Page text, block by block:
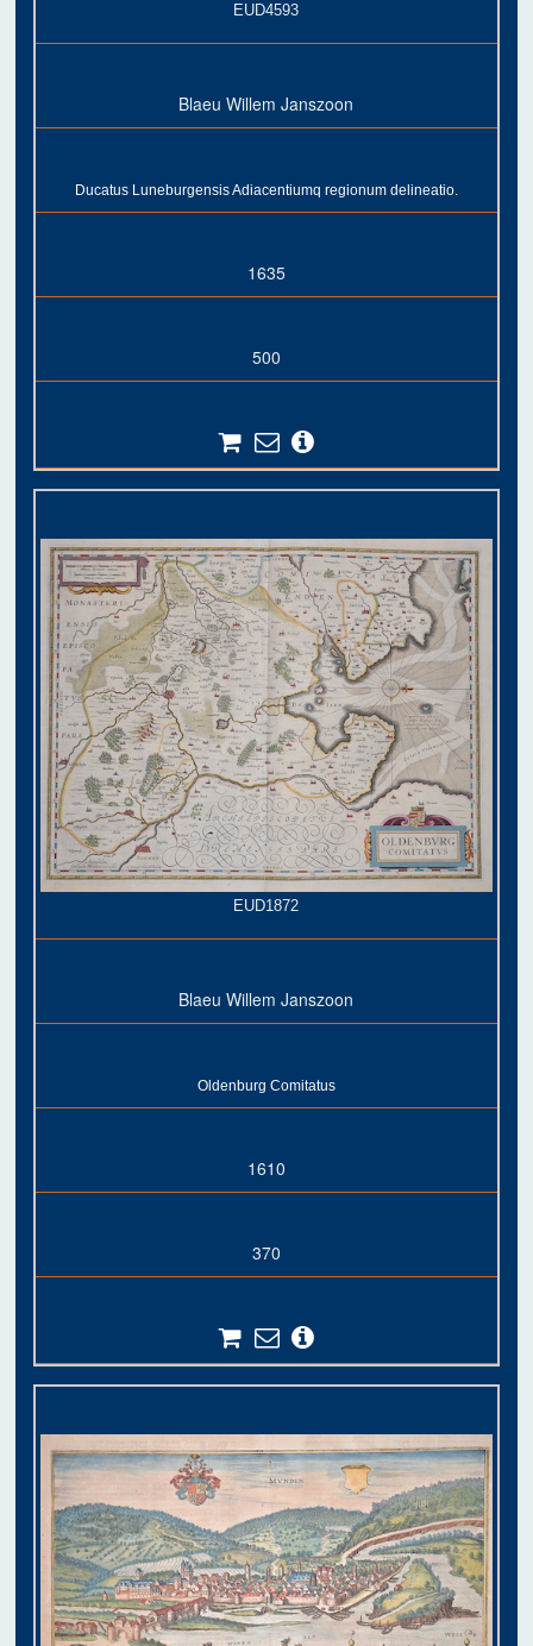
EUD4593
Blaeu Willem Janszoon
Ducatus Luneburgensis Adiacentiumq regionum delineatio.
1635
500
EUD1872
Blaeu Willem Janszoon
Oldenburg Comitatus
1610
370